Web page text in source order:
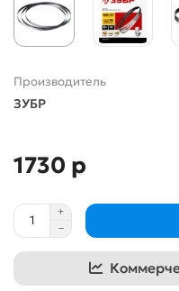
Производитель
ЗУБР
1730 р